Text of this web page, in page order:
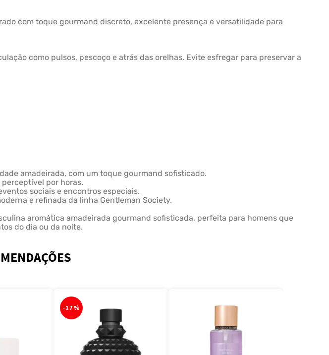
com toque gourmand discreto, excelente presença e versatilidade para
como pulsos, pescoço e atrás das orelhas. Evite esfregar para preservar a
amadeirada, com um toque gourmand sofisticado.
por horas.
sociais e encontros especiais.
e refinada da linha Gentleman Society.
aromática amadeirada gourmand sofisticada, perfeita para homens que
do dia ou da noite.
-17%